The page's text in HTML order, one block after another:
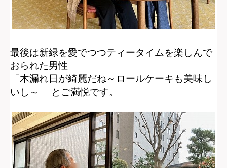
最後は新緑を愛でつつティータイムを楽しんで
おられた男性
「木漏れ日が綺麗だね～ロールケーキも美味し
いし～」
とご満悦です。